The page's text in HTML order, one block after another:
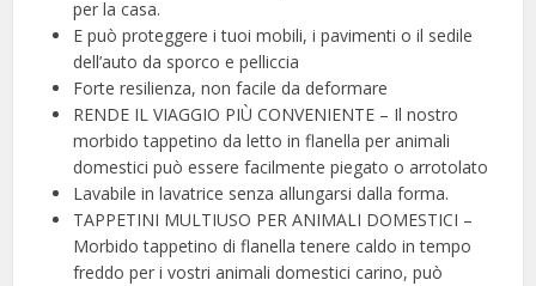
per la casa.
E può proteggere i tuoi mobili, i pavimenti o il sedile
dell’auto da sporco e pelliccia
Forte resilienza, non facile da deformare
RENDE IL VIAGGIO PIÙ CONVENIENTE – Il nostro
morbido tappetino da letto in flanella per animali
domestici può essere facilmente piegato o arrotolato
Lavabile in lavatrice senza allungarsi dalla forma.
TAPPETINI MULTIUSO PER ANIMALI DOMESTICI –
Morbido tappetino di flanella tenere caldo in tempo
freddo per i vostri animali domestici carino, può